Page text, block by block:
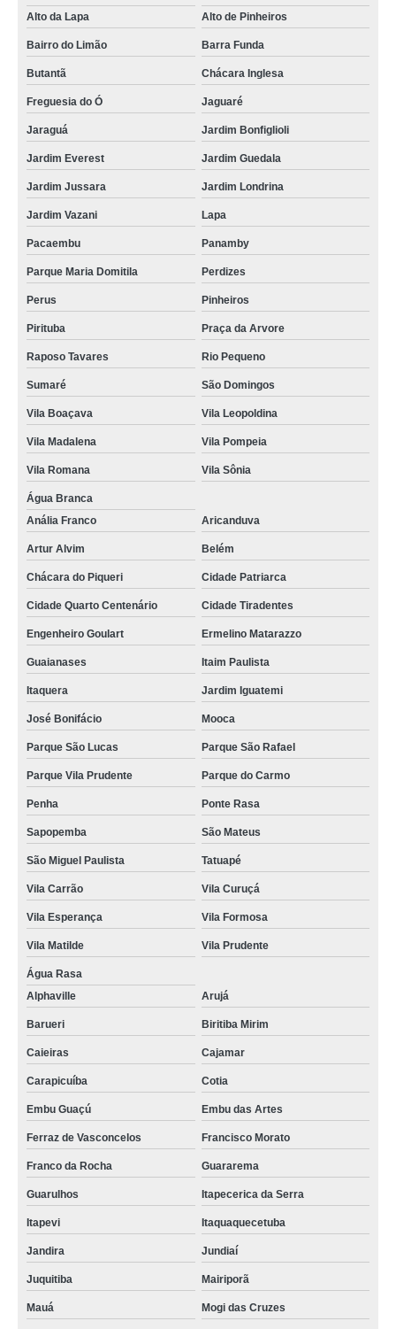
fábrica de cordões para crachás Belém
gráfica de cordão de crachá Vila Albertina
cordão de crachá poliéster Cotia
gráfica de cordão em poliéster para crachá Jardim Ângela
cordões para crachás Vila Marisa Mazzei
cordões para crachás digital Guararema
gráfica de cordão de crachá Guararema
gráfica de cordão para crachá personalizado Bertioga
empresas que fazem cordão de crachá Piracicaba
empresas que fazem cordão para crachá em silk Guarujá
empresas que fazem cordão de crachá Bertioga
cordões para crachás personalizado Guarujá
cordão poliéster para crachá orçamento Serra da Cantareira
cordão para crachá personalizado Santa Isabel
empresas que fazem cordão para crachá digital Parque Vila Prudente
cordão para crachá orçamento Rio Claro
empresas que fazem cordão de crachá poliéster Indianópolis
cordão para crachá personalizado orçamento Jandira
empresas que fazem cordão de crachá poliéster Guarulhos
gráfica de cordão para crachá Moema
cordão para crachá em silk orçamento Parelheiros
gráfica de cordão para crachá em silk Jardim Vazani
gráfica de cordão para crachá Caieiras
cordão para crachá em poliéster orçamento Cananéia
cordão de crachá orçamento Praça da Arvore
cordões para crachás Parque do Chaves
gráfica de cordão para crachá digital Jardim Leonor
gráfica de cordão para crachá em poliéster Jaboticabal
fábrica de cordão para crachá Guarujá
cordões de crachás Ribeirão Pires
gráfica de fábrica de cordão para crachá Jardim Novo Mundo
cordão de crachá orçamento Rio Claro
cordões para crachás em silk Rio Grande da Serra
cordões para crachás digital Pinheiros
cordão em poliéster para crachá orçamento Mandaqui
cordão para crachá em poliéster São Carlos
cordão para crachá orçamento Casa Verde
cordão de crachá Engenheiro Goulart
gráfica de cordão poliéster para crachá Caraguatatuba
empresas que fazem cordão para crachá em silk São Domingos
Alto da Lapa
Alto de Pinheiros
Bairro do Limão Barra Funda
Butantã Chácara Inglesa
Freguesia do Ó Jaguaré
Jaraguá Jardim Bonfiglioli
Jardim Everest Jardim Guedala
Jardim Jussara Jardim Londrina
Jardim Vazani Lapa
Pacaembu Panamby
Parque Maria Domitila Perdizes
Perus Pinheiros
Pirituba Praça da Arvore
Raposo Tavares Rio Pequeno
Sumaré São Domingos
Vila Boaçava Vila Leopoldina
Vila Madalena Vila Pompeia
Vila Romana Vila Sônia
Água Branca
Anália Franco
Aricanduva
Artur Alvim Belém
Chácara do Piqueri Cidade Patriarca
Cidade Quarto Centenário Cidade Tiradentes
Engenheiro Goulart Ermelino Matarazzo
Guaianases Itaim Paulista
Itaquera Jardim Iguatemi
José Bonifácio Mooca
Parque São Lucas Parque São Rafael
Parque Vila Prudente Parque do Carmo
Penha Ponte Rasa
Sapopemba São Mateus
São Miguel Paulista Tatuapé
Vila Carrão Vila Curuçá
Vila Esperança Vila Formosa
Vila Matilde Vila Prudente
Água Rasa
Alphaville
Arujá
Barueri Biritiba Mirim
Caieiras Cajamar
Carapicuíba Cotia
Embu Guaçú Embu das Artes
Ferraz de Vasconcelos Francisco Morato
Franco da Rocha Guararema
Guarulhos Itapecerica da Serra
Itapevi Itaquaquecetuba
Jandira Jundiaí
Juquitiba Mairiporã
Mauá Mogi das Cruzes